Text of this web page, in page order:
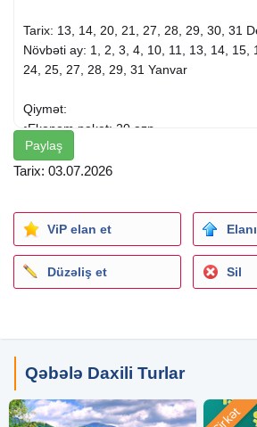
Tarix: 13, 14, 20, 21, 27, 28, 29, 30, 31
Növbəti ay: 1, 2, 3, 4, 10, 11, 13, 14, 15,
24, 25, 27, 28, 29, 31 Yanvar
Qiymət:
•Ekonom paket: 20 azn
•Standart paket: 25 azn
Yenilənmiş Nohur göl
Qiymətə Daxildir:
•Rahat nəqliyyat
•Axşam çay süfrəsi
•Diskoteka
•Yol boyu maraqlı oyunlar və turun aktiv
hədiyyə
Paylaş
Tarix: 03.07.2026
ViP elan et
Düzəliş et Sil
Qəbələ Daxili Turlar